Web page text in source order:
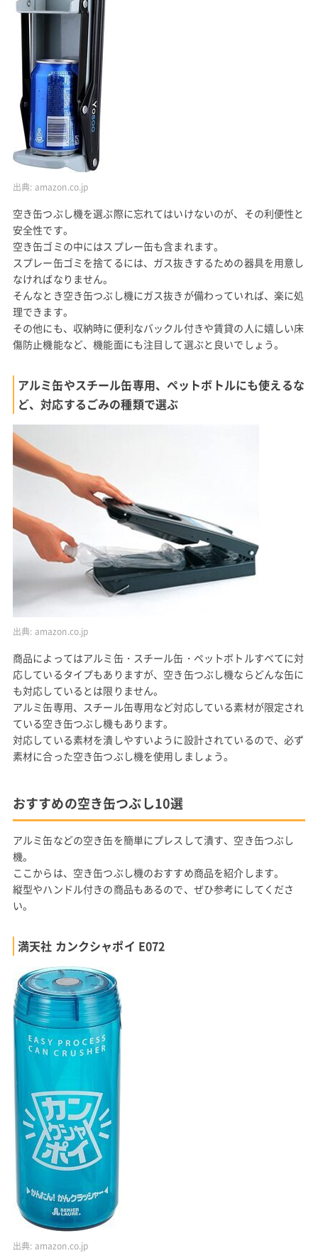
出典: amazon.co.jp
空き缶つぶし機を選ぶ際に忘れてはいけないのが、その利便性と
安全性です。
空き缶ゴミの中にはスプレー缶も含まれます。
スプレー缶ゴミを捨てるには、ガス抜きするための器具を用意し
なければなりません。
そんなとき空き缶つぶし機にガス抜きが備わっていれば、楽に処
理できます。
その他にも、収納時に便利なバックル付きや賃貸の人に嬉しい床
傷防止機能など、機能面にも注目して選ぶと良いでしょう。
アルミ缶やスチール缶専用、ペットボトルにも使えるな
ど、対応するごみの種類で選ぶ
出典: amazon.co.jp
商品によってはアルミ缶・スチール缶・ペットボトルすべてに対
応しているタイプもありますが、空き缶つぶし機ならどんな缶に
も対応しているとは限りません。
アルミ缶専用、スチール缶専用など対応している素材が限定され
ている空き缶つぶし機もあります。
対応している素材を潰しやすいように設計されているので、必ず
素材に合った空き缶つぶし機を使用しましょう。
おすすめの空き缶つぶし10選
アルミ缶などの空き缶を簡単にプレスして潰す、空き缶つぶし
機。
ここからは、空き缶つぶし機のおすすめ商品を紹介します。
縦型やハンドル付きの商品もあるので、ぜひ参考にしてくださ
い。
満天社 カンクシャポイ E072
出典: amazon.co.jp